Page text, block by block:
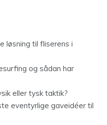
løsning til fliserens i
og sådan har
eller tysk taktik?
eventyrlige gaveidéer til